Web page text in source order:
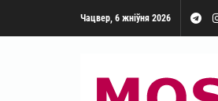
Чацвер, 6 жніўня 2026